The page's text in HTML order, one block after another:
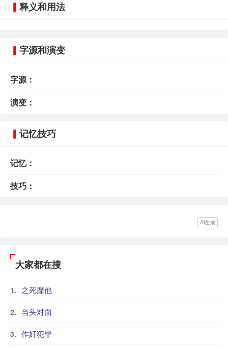
释义和用法
字源和演变
字源：
演变：
记忆技巧
记忆：
技巧：
AI生成
大家都在搜
之死靡他
当头对面
作奸犯罪